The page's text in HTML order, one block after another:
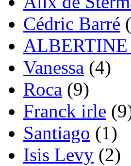
Cédric Barré
ALBERTINE
Vanessa (4)
Roca (9)
Franck irle
Santiago (1)
Isis Levy (2)